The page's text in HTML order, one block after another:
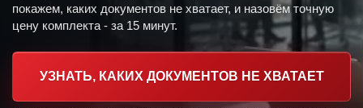
покажем, каких документов не хватает, и назовём точную
цену комплекта - за 15 минут.
УЗНАТЬ, КАКИХ ДОКУМЕНТОВ НЕ ХВАТАЕТ